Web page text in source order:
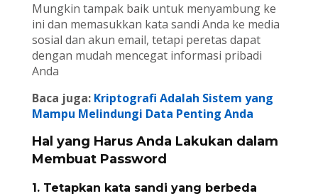
Mungkin tampak baik untuk menyambung ke
ini dan memasukkan kata sandi Anda ke media
sosial dan akun email, tetapi peretas dapat
dengan mudah mencegat informasi pribadi
Anda
Baca juga: Kriptografi Adalah Sistem yang
Mampu Melindungi Data Penting Anda
Hal yang Harus Anda Lakukan dalam
Membuat Password
1. Tetapkan kata sandi yang berbeda